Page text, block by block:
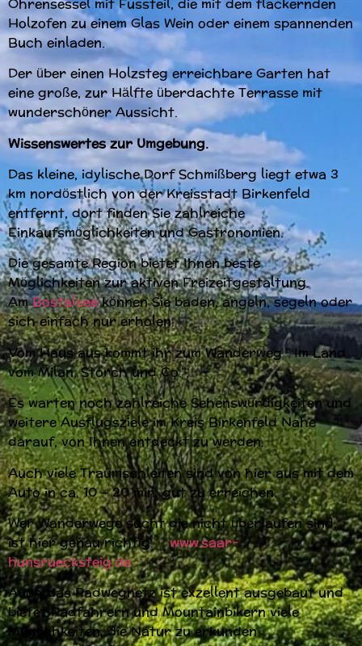
Holzofen zu einem Glas Wein oder einem spannenden
Buch einladen.
Der über einen Holzsteg erreichbare Garten hat
eine große, zur Hälfte überdachte Terrasse mit
wunderschöner Aussicht.
Wissenswertes zur Umgebung.
Das kleine, idylische Dorf Schmißberg liegt etwa 3
km nordöstlich von der Kreisstadt Birkenfeld
entfernt, dort finden Sie zahlreiche
Einkaufsmöglichkeiten und Gastronomien.
Die gesamte Region bietet Ihnen beste
Möglichkeiten zur aktiven Freizeitgestaltung.
AmBostalseekönnen Sie baden, angeln, segeln oder
sich einfach nur erholen.
Vom Haus aus kommt ihr zum Wanderweg “ Im Land
vom Milan, Storch und Co.“.
Es warten noch zahlreiche Sehenswürdigkeiten und
weitere Ausflugsziele im Kreis Birkenfeld Nahe
darauf, von Ihnen entdeckt zu werden.
Auch viele Traumschleifen sind von hier aus mit dem
Auto in ca. 10 – 20 min. gut zu erreichen.
Wer Wanderwege sucht die nicht überlaufen sind,
ist hier genau richtig.www.saar-
hunsruecksteig.de
Auch das Radwegnetz ist exzellent ausgebaut und
bietet Radfahrern und Mountainbikern viele
Möglichkeiten, die Natur zu erkunden.